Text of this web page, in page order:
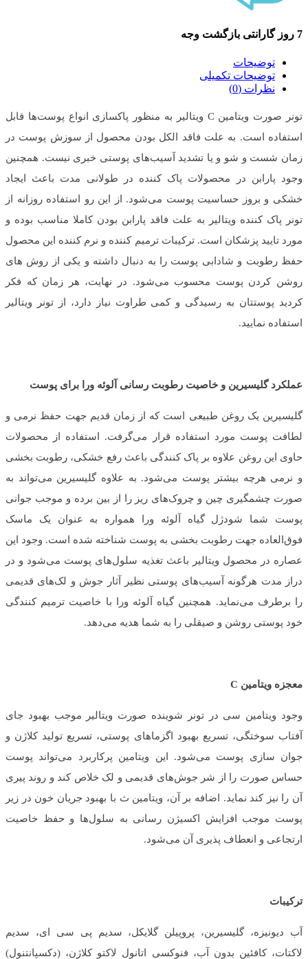
7 روز گارانتی بازگشت وجه
توضیحات
توضیحات تکمیلی
نظرات (0)
تونر صورت ویتامین C ویتالیر به منظور پاکسازی انواع پوست‌ها قابل
استفاده است. به علت فاقد الکل بودن محصول از سوزش پوست در
زمان شست و شو و یا تشدید آسیب‌های پوستی خبری نیست. همچنین
وجود پارابن در محصولات پاک کننده در طولانی مدت باعث ایجاد
خشکی و بروز حساسیت پوست می‌شود. از این رو استفاده روزانه از
تونر پاک کننده ویتالیر به علت فاقد پارابن بودن کاملا مناسب بوده و
مورد تایید پزشکان است. ترکیبات ترمیم کننده و نرم کننده این محصول
حفظ رطوبت و شادابی پوست را به دنبال داشته و یکی از روش های
روشن کردن پوست محسوب می‌شود. در نهایت، هر زمان که فکر
کردید پوستتان به رسیدگی و کمی طراوت نیاز دارد، از تونر ویتالیر
استفاده نمایید.
عملکرد گلیسیرین و خاصیت رطوبت رسانی آلوئه ورا برای پوست
گلیسیرین یک روغن طبیعی است که از زمان قدیم جهت حفظ نرمی و
لطافت پوست مورد استفاده قرار می‌گرفت. استفاده از محصولات
حاوی این روغن علاوه بر پاک کنندگی باعث رفع خشکی، رطوبت بخشی
و نرمی هرچه بیشتر پوست می‌شود. به علاوه گلیسیرین می‌تواند به
صورت چشمگیری چین و چروک‌های ریز را از بین برده و موجب جوانی
پوست شما شودژل گیاه آلوئه ورا همواره به عنوان یک ماسک
فوق‌العاده جهت رطوبت بخشی به پوست شناخته شده است. وجود این
عصاره در محصول ویتالیر باعث تغذیه سلول‌های پوست می‌شود و در
دراز مدت هرگونه آسیب‌های پوستی نظیر آثار جوش و لک‌های قدیمی
را برطرف می‌نماید. همچنین گیاه آلوئه ورا با خاصیت ترمیم کنندگی
خود پوستی روشن و صیقلی را به شما هدیه می‌دهد.
معجزه ویتامین C
وجود ویتامین سی در تونر شوینده صورت ویتالیر موجب بهبود جای
آفتاب سوختگی، تسریع بهبود اگزماهای پوستی، تسریع تولید کلاژن و
جوان سازی پوست می‌شود. این ویتامین پرکاربرد می‌تواند پوست
حساس صورت را از شر جوش‌های قدیمی و لک خلاص کند و روند پیری
آن را نیز کند نماید. اضافه بر آن، ویتامین ث با بهبود جریان خون در زیر
پوست موجب افزایش اکسیژن رسانی به سلول‌ها و حفظ خاصیت
ارتجاعی و انعطاف پذیری آن می‌شود.
ترکیبات
آب دیونیزه، گلیسیرین، پروپیلن گلایکل، سدیم پی سی ای، سدیم
لاکتات، کافئین بدون آب، فنوکسی اتانول لاکتو کلاژن، (دکسپانتنول)